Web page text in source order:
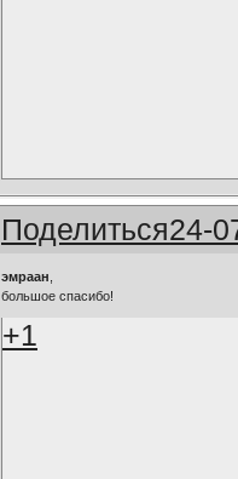
Поделиться24-
эмраан
большое спасибо!
+1